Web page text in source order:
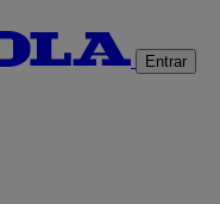
Entrar